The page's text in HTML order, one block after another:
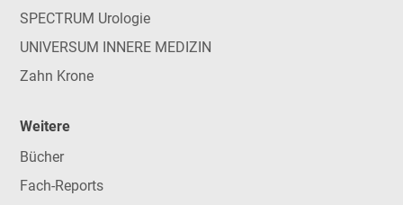
SPECTRUM Urologie
UNIVERSUM INNERE MEDIZIN
Zahn Krone
Weitere
Bücher
Fach-Reports